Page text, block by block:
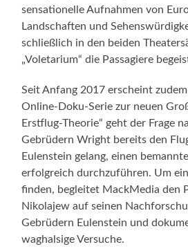
sensationelle Aufnahmen von
Landschaften und
schließlich in den beiden
„Voletarium“ die Passagiere
Seit Anfang 2017 erscheint
Online-Doku-Serie zur neuen
Erstflug-Theorie“ geht der Frage
Gebrüdern Wright bereits den
Eulenstein gelang, einen
erfolgreich durchzuführen. Um
finden, begleitet MackMedia den
Nikolajew auf seinen
Gebrüdern Eulenstein und
waghalsige Versuche.